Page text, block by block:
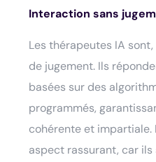
Interaction sans
Les thérapeutes IA
de jugement. Ils
basées sur des
programmés,
cohérente et impartiale.
aspect rassurant, car ils